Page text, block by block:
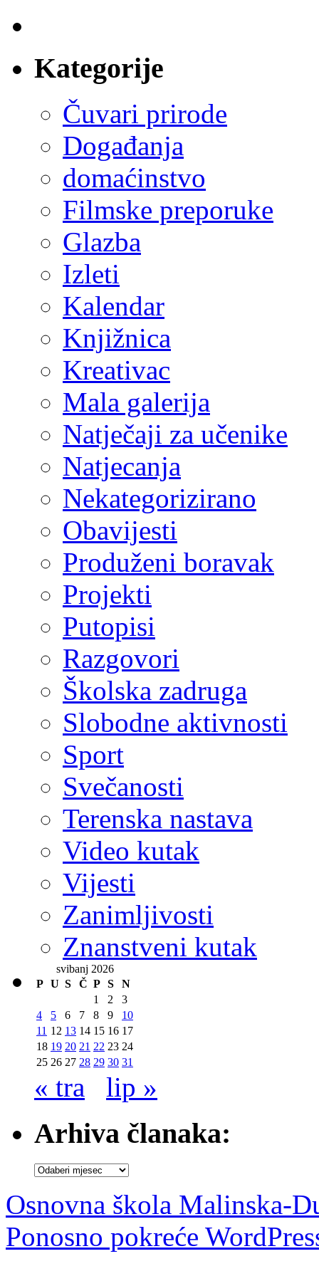
Kategorije
Čuvari prirode
Događanja
domaćinstvo
Filmske preporuke
Glazba
Izleti
Kalendar
Knjižnica
Kreativac
Mala galerija
Natječaji za učenike
Natjecanja
Nekategorizirano
Obavijesti
Produženi boravak
Projekti
Putopisi
Razgovori
Školska zadruga
Slobodne aktivnosti
Sport
Svečanosti
Terenska nastava
Video kutak
Vijesti
Zanimljivosti
Znanstveni kutak
svibanj 2026
P U S Č P S
N
1
2
3
4
5 6 7 8 9
10
11 12 13 14 15 16 17
18 19 20 21 22 23 24
25 26 27 28 29 30 31
« tra lip »
Arhiva članaka:
Arhiva
Osnovna škola Malinska-
Ponosno pokreće